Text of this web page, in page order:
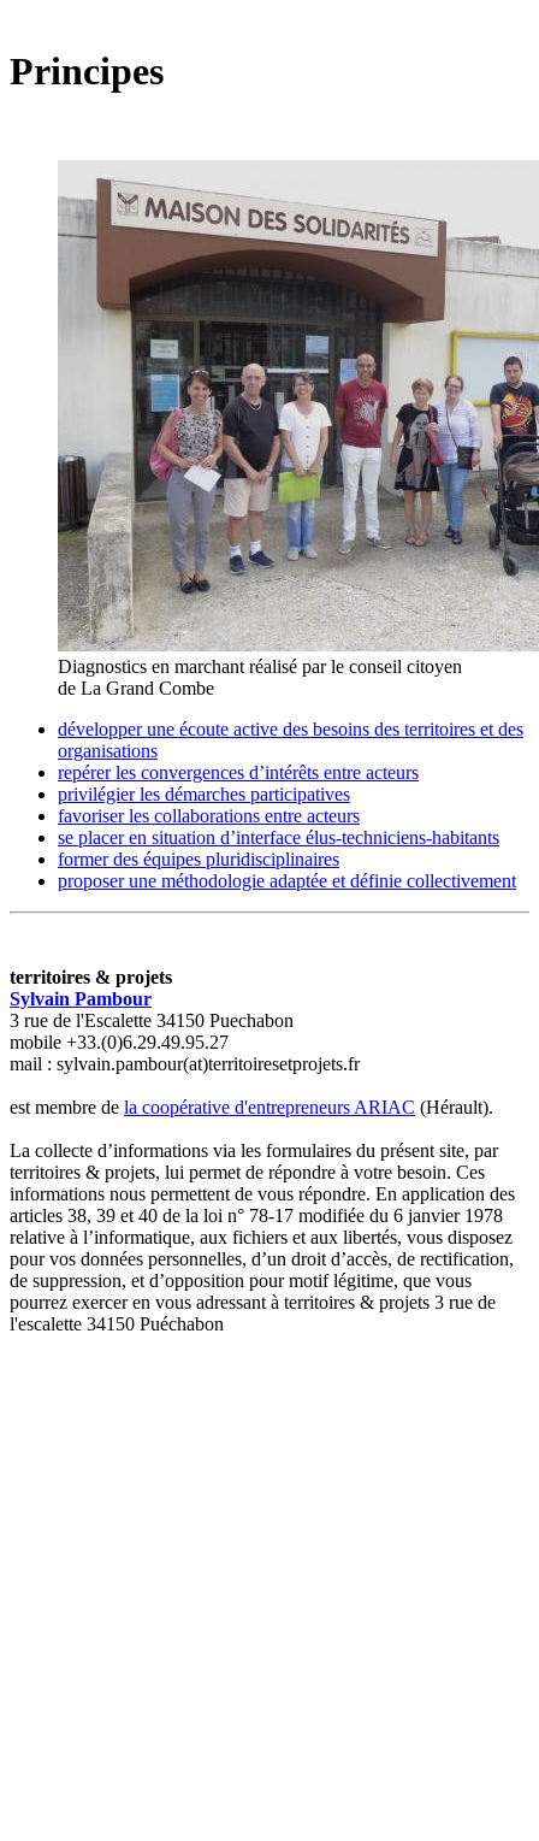
Principes
Diagnostics en marchant réalisé par le conseil citoyen
de La Grand Combe
développer une écoute active des besoins des territoires et des
organisations
repérer les convergences d’intérêts entre acteurs
privilégier les démarches participatives
favoriser les collaborations entre acteurs
se placer en situation d’interface élus-techniciens-habitants
former des équipes pluridisciplinaires
proposer une méthodologie adaptée et définie collectivement
territoires & projets
Sylvain Pambour
3 rue de l'Escalette 34150 Puechabon
mobile +33.(0)6.29.49.95.27
mail : sylvain.pambour(at)territoiresetprojets.fr
est membre de la coopérative d'entrepreneurs ARIAC (Hérault).
La collecte d’informations via les formulaires du présent site, par
territoires & projets, lui permet de répondre à votre besoin. Ces
informations nous permettent de vous répondre. En application des
articles 38, 39 et 40 de la loi n° 78-17 modifiée du 6 janvier 1978
relative à l’informatique, aux fichiers et aux libertés, vous disposez
pour vos données personnelles, d’un droit d’accès, de rectification,
de suppression, et d’opposition pour motif légitime, que vous
pourrez exercer en vous adressant à territoires & projets 3 rue de
l'escalette 34150 Puéchabon